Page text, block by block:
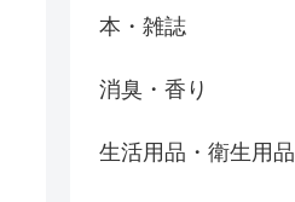
本・雑誌
消臭・香り
生活用品・衛生用品